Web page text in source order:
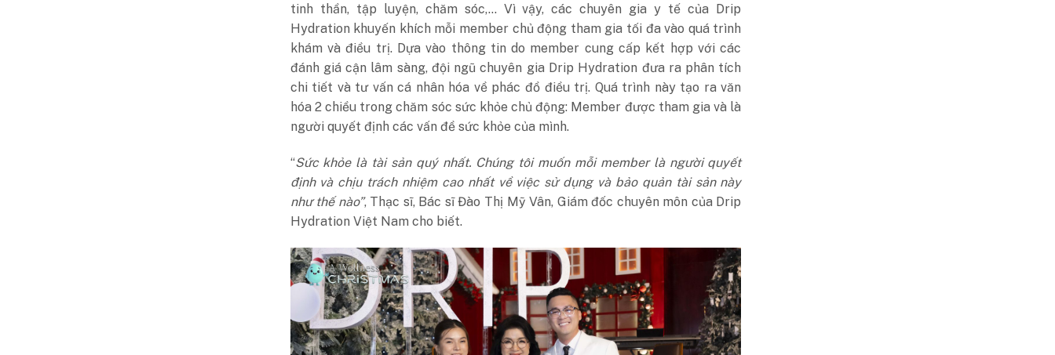
tinh thần, tập luyện, chăm sóc,… Vì vậy, các chuyên gia y tế của Drip
Hydration khuyến khích mỗi member chủ động tham gia tối đa vào quá trình
khám và điều trị. Dựa vào thông tin do member cung cấp kết hợp với các
đánh giá cận lâm sàng, đội ngũ chuyên gia Drip Hydration đưa ra phân tích
chi tiết và tư vấn cá nhân hóa về phác đồ điều trị. Quá trình này tạo ra văn
hóa 2 chiều trong chăm sóc sức khỏe chủ động: Member được tham gia và là
người quyết định các vấn đề sức khỏe của mình.
“Sức khỏe là tài sản quý nhất. Chúng tôi muốn mỗi member là người quyết
định và chịu trách nhiệm cao nhất về việc sử dụng và bảo quản tài sản này
như thế nào”, Thạc sĩ, Bác sĩ Đào Thị Mỹ Vân, Giám đốc chuyên môn của Drip
Hydration Việt Nam cho biết.